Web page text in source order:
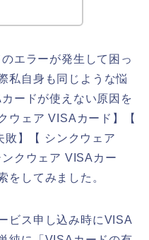
エラーが発生して困っ
私自身も同じような悩
ードが使えない原因を
ウェア VISAカード】【
】【 シンクウェア
クウェア VISAカー
してみました。
ビス申し込み時にVISA